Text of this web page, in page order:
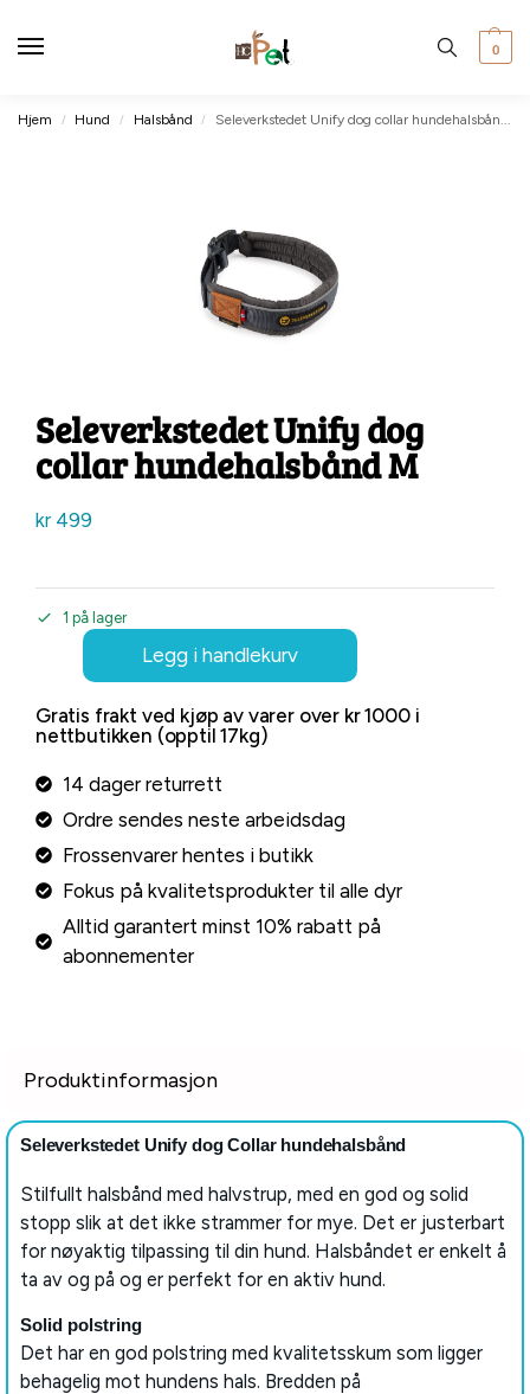
0
Hjem / Hund / Halsbånd / Seleverkstedet Unify dog collar hundehalsbånd M
Seleverkstedet Unify dog
collar hundehalsbånd M
kr499
1 på lager
Legg i handlekurv
Gratis frakt ved kjøp av varer over kr 1000 i
nettbutikken (opptil 17kg)
14 dager returrett
Ordre sendes neste arbeidsdag
Frossenvarer hentes i butikk
Fokus på kvalitetsprodukter til alle dyr
Alltid garantert minst 10% rabatt på
abonnementer
Produktinformasjon
Seleverkstedet Unify dog Collar hundehalsbånd
Stilfullt halsbånd med halvstrup, med en god og solid
stopp slik at det ikke strammer for mye. Det er justerbart
for nøyaktig tilpassing til din hund. Halsbåndet er enkelt å
ta av og på og er perfekt for en aktiv hund.
Solid polstring
Det har en god polstring med kvalitetsskum som ligger
behagelig mot hundens hals. Bredden på